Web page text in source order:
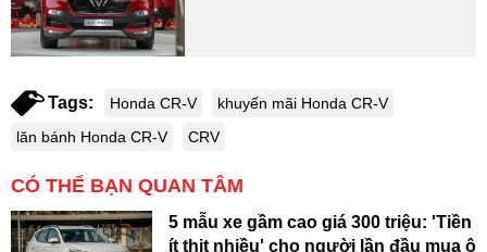
Tags: Honda CR-V
khuyến mãi Honda CR-V
lăn bánh Honda CR-V
CRV
CÓ THỂ BẠN QUAN TÂM
5 mẫu xe gầm cao giá 300 triệu: 'Tiền
ít thịt nhiều' cho người lần đầu mua ô